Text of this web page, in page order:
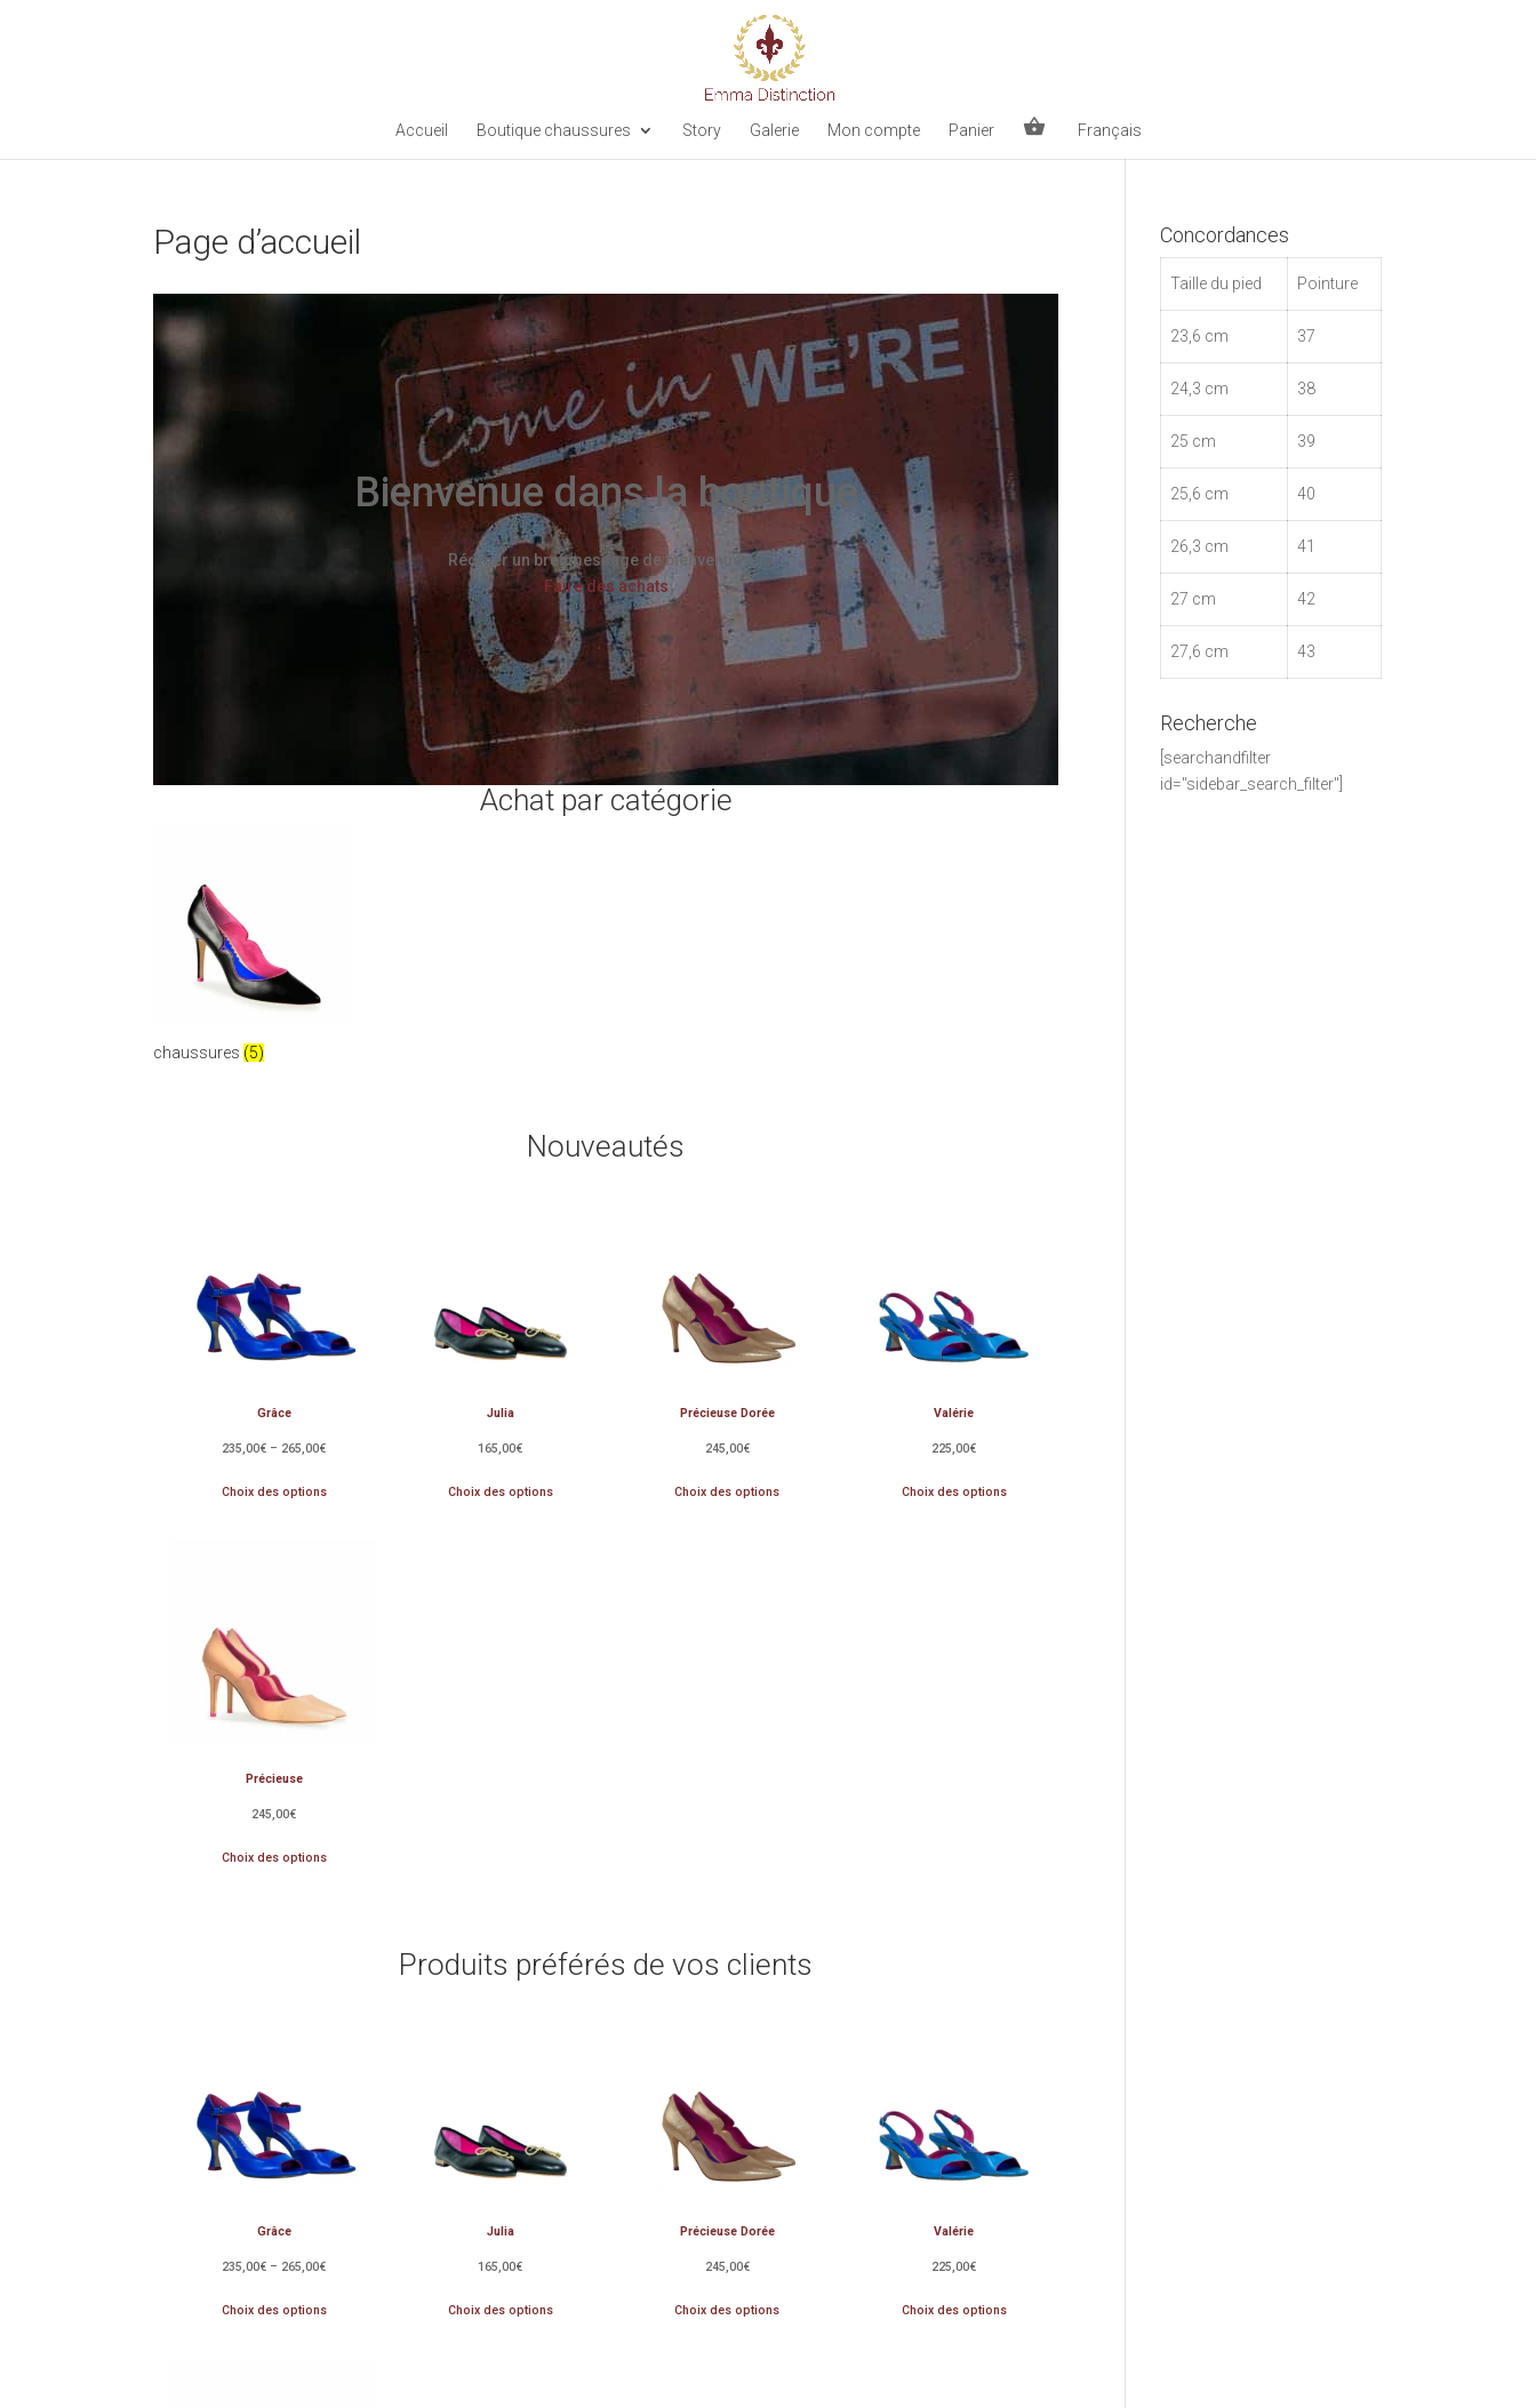
Accueil Boutique chaussures Story Galerie Mon compte Panier Français
Page d’accueil
Bienvenue dans la boutique
Rédiger un bref message de bienvenue ici
Faire des achats
Achat par catégorie
chaussures (5)
Nouveautés
Grâce
235,00€ – 265,00€
Choix des options
Julia
165,00€
Choix des options
Précieuse Dorée
245,00€
Choix des options
Valérie
225,00€
Choix des options
Précieuse
245,00€
Choix des options
Produits préférés de vos clients
Grâce
235,00€ – 265,00€
Choix des options
Julia
165,00€
Choix des options
Précieuse Dorée
245,00€
Choix des options
Valérie
225,00€
Choix des options
Concordances
Taille du pied Pointure
23,6 cm 37
24,3 cm 38
25 cm 39
25,6 cm 40
26,3 cm 41
27 cm 42
27,6 cm 43
Recherche
[searchandfilter
id="sidebar_search_filter"]